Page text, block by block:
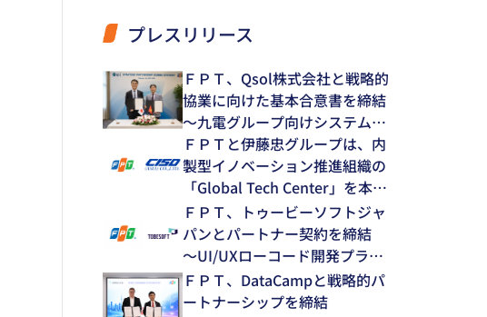
プレスリリース
ＦＰＴ、Qsol株式会社と戦略的
協業に向けた基本合意書を締結
～九電グループ向けシステム開
発・運用保守領域で中長期的な
協業を推進～
ＦＰＴと伊藤忠グループは、内
製型イノベーション推進組織の
「Global Tech Center」を本格
始動
ＦＰＴ、トゥービーソフトジャ
パンとパートナー契約を締結
～UI/UXローコード開発プラッ
トフォーム「NEXACRO」の技
術支援体制を強化～
ＦＰＴ、DataCampと戦略的パ
ートナーシップを締結